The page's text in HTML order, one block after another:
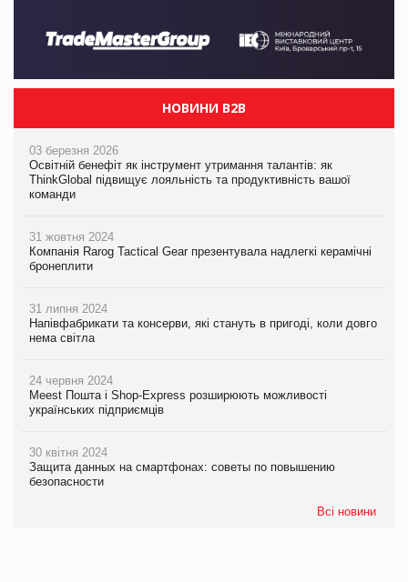
НОВИНИ B2B
03 березня 2026
Освітній бенефіт як інструмент утримання талантів: як
ThinkGlobal підвищує лояльність та продуктивність вашої
команди
31 жовтня 2024
Компанія Rarog Tactical Gear презентувала надлегкі керамічні
бронеплити
31 липня 2024
Напівфабрикати та консерви, які стануть в пригоді, коли довго
нема світла
24 червня 2024
Meest Пошта і Shop-Express розширюють можливості
українських підприємців
30 квітня 2024
Защита данных на смартфонах: советы по повышению
безопасности
Всі новини